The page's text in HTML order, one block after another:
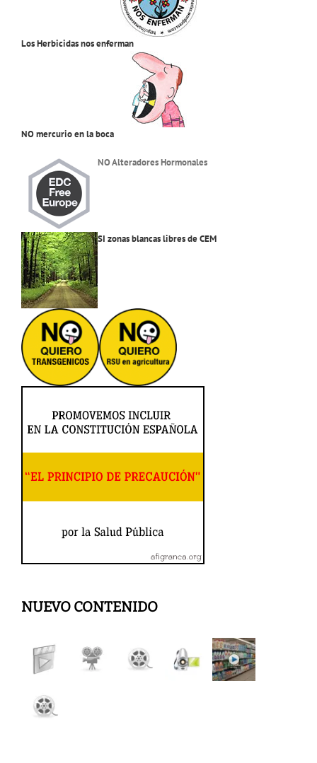
Los Herbicidas nos enferman
NO mercurio en la boca
NO Alteradores Hormonales
SI zonas blancas libres de CEM
NUEVO CONTENIDO